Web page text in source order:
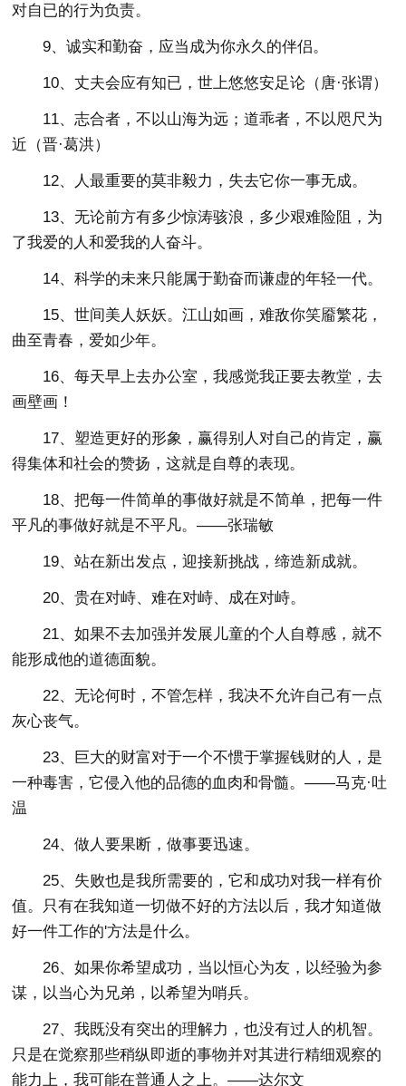
对自已的行为负责。
9、诚实和勤奋，应当成为你永久的伴侣。
10、丈夫会应有知已，世上悠悠安足论（唐·张谓）
11、志合者，不以山海为远；道乖者，不以咫尺为
近（晋·葛洪）
12、人最重要的莫非毅力，失去它你一事无成。
13、无论前方有多少惊涛骇浪，多少艰难险阻，为
了我爱的人和爱我的人奋斗。
14、科学的未来只能属于勤奋而谦虚的年轻一代。
15、世间美人妖妖。江山如画，难敌你笑靥繁花，
曲至青春，爱如少年。
16、每天早上去办公室，我感觉我正要去教堂，去
画壁画！
17、塑造更好的形象，赢得别人对自己的肯定，赢
得集体和社会的赞扬，这就是自尊的表现。
18、把每一件简单的事做好就是不简单，把每一件
平凡的事做好就是不平凡。——张瑞敏
19、站在新出发点，迎接新挑战，缔造新成就。
20、贵在对峙、难在对峙、成在对峙。
21、如果不去加强并发展儿童的个人自尊感，就不
能形成他的道德面貌。
22、无论何时，不管怎样，我决不允许自己有一点
灰心丧气。
23、巨大的财富对于一个不惯于掌握钱财的人，是
一种毒害，它侵入他的品德的血肉和骨髓。——马克·吐
温
24、做人要果断，做事要迅速。
25、失败也是我所需要的，它和成功对我一样有价
值。只有在我知道一切做不好的方法以后，我才知道做
好一件工作的'方法是什么。
26、如果你希望成功，当以恒心为友，以经验为参
谋，以当心为兄弟，以希望为哨兵。
27、我既没有突出的理解力，也没有过人的机智。
只是在觉察那些稍纵即逝的事物并对其进行精细观察的
能力上，我可能在普通人之上。——达尔文